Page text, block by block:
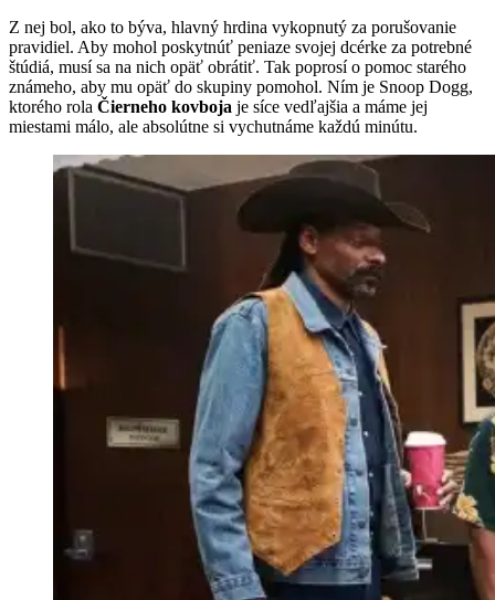
Z nej bol, ako to býva, hlavný hrdina vykopnutý za porušovanie
pravidiel. Aby mohol poskytnúť peniaze svojej dcérke za potrebné
štúdiá, musí sa na nich opäť obrátiť. Tak poprosí o pomoc starého
známeho, aby mu opäť do skupiny pomohol. Ním je Snoop Dogg,
ktorého rola Čierneho kovboja je síce vedľajšia a máme jej
miestami málo, ale absolútne si vychutnáme každú minútu.